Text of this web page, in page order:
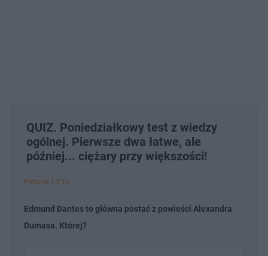
QUIZ. Poniedziałkowy test z wiedzy
ogólnej. Pierwsze dwa łatwe, ale
później... ciężary przy większości!
Pytanie 1 z 10
Edmund Dantes to główna postać z powieści Alexandra
Dumasa. Której?